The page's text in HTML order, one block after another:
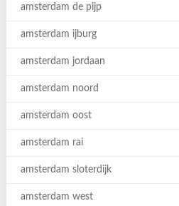
amsterdam de pijp
amsterdam ijburg
amsterdam jordaan
amsterdam noord
amsterdam oost
amsterdam rai
amsterdam sloterdijk
amsterdam west